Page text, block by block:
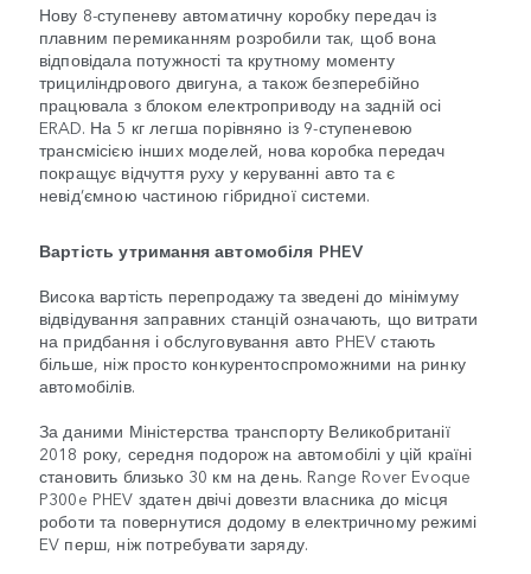
Нову 8-ступеневу автоматичну коробку передач із
плавним перемиканням розробили так, щоб вона
відповідала потужності та крутному моменту
трициліндрового двигуна, а також безперебійно
працювала з блоком електроприводу на задній осі
ERAD. На 5 кг легша порівняно із 9-ступеневою
трансмісією інших моделей, нова коробка передач
покращує відчуття руху у керуванні авто та є
невід’ємною частиною гібридної системи.
Вартість утримання автомобіля PHEV
Висока вартість перепродажу та зведені до мінімуму
відвідування заправних станцій означають, що витрати
на придбання і обслуговування авто PHEV стають
більше, ніж просто конкурентоспроможними на ринку
автомобілів.
За даними Міністерства транспорту Великобританії
2018 року, середня подорож на автомобілі у цій країні
становить близько 30 км на день. Range Rover Evoque
P300e PHEV здатен двічі довезти власника до місця
роботи та повернутися додому в електричному режимі
EV перш, ніж потребувати заряду.